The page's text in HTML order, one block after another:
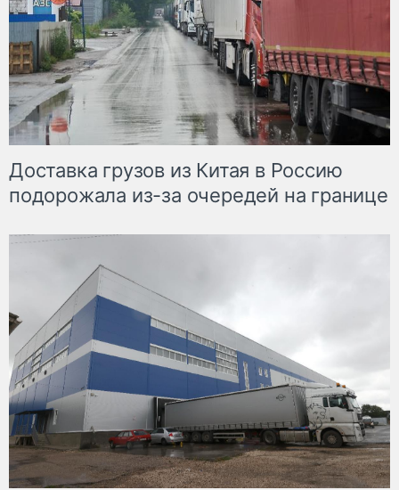
Доставка грузов из Китая в Россию
подорожала из-за очередей на границе